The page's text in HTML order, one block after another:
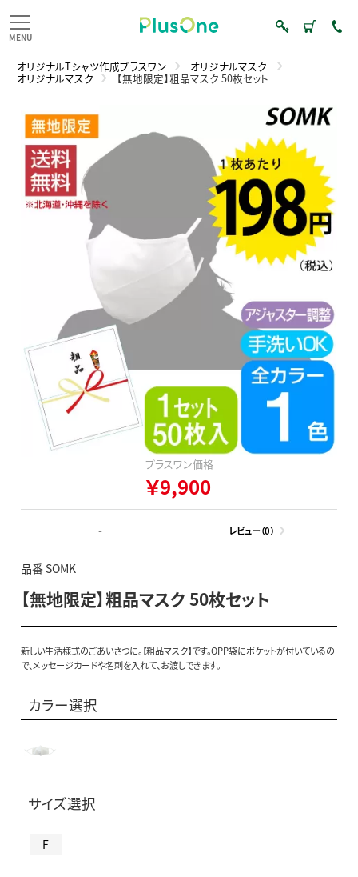
オリジナルTシャツ作成プラスワン オリジナルマスク
オリジナルマスク 【無地限定】粗品マスク 50枚セット
プラスワン価格
￥9,900
- レビュー（0）
品番 SOMK
【無地限定】粗品マスク 50枚セット
新しい生活様式のごあいさつに。【粗品マスク】です。OPP袋にポケットが付いているの
で、メッセージカードや名刺を入れて、お渡しできます。
カラー選択
サイズ選択
F